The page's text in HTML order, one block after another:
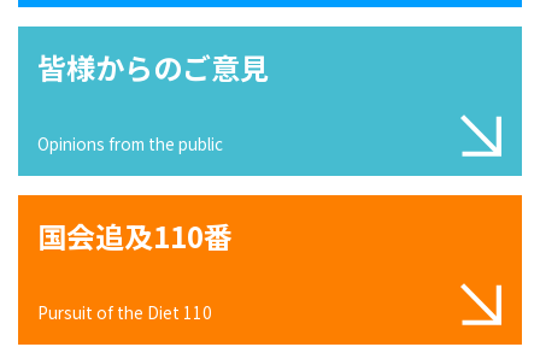
皆様からのご意見
Opinions from the public
国会追及110番
Pursuit of the Diet 110